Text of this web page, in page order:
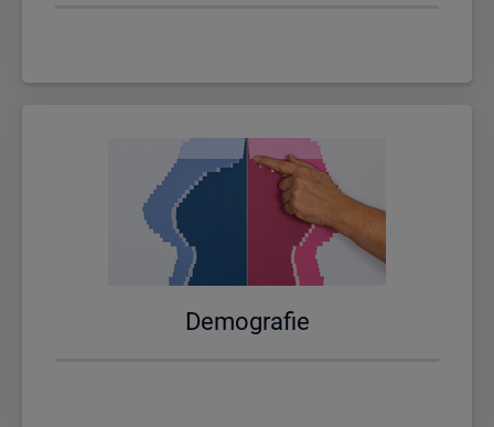
De­mo­gra­fie